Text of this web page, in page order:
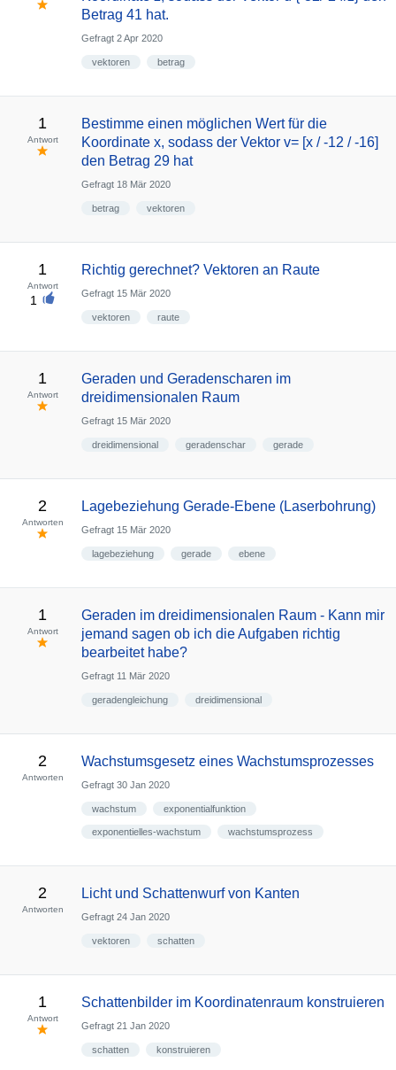
Betrag 41 hat.
Gefragt 2 Apr 2020
vektoren betrag
1
Antwort
Bestimme einen möglichen Wert für die
Koordinate x, sodass der Vektor v= [x / -12 / -16]
den Betrag 29 hat
Gefragt 18 Mär 2020
betrag vektoren
1
Antwort
1
Richtig gerechnet? Vektoren an Raute
Gefragt 15 Mär 2020
vektoren raute
1
Antwort
Geraden und Geradenscharen im
dreidimensionalen Raum
Gefragt 15 Mär 2020
dreidimensional geradenschar gerade
2
Antworten
Lagebeziehung Gerade-Ebene (Laserbohrung)
Gefragt 15 Mär 2020
lagebeziehung gerade ebene
1
Antwort
Geraden im dreidimensionalen Raum - Kann mir
jemand sagen ob ich die Aufgaben richtig
bearbeitet habe?
Gefragt 11 Mär 2020
geradengleichung dreidimensional
2
Antworten
Wachstumsgesetz eines Wachstumsprozesses
Gefragt 30 Jan 2020
wachstum exponentialfunktion
exponentielles-wachstum wachstumsprozess
2
Antworten
Licht und Schattenwurf von Kanten
Gefragt 24 Jan 2020
vektoren schatten
1
Antwort
Schattenbilder im Koordinatenraum konstruieren
Gefragt 21 Jan 2020
schatten konstruieren